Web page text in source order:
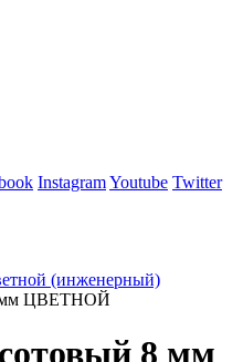
InstagramYoutube Twitter
(инженерный)
мм ЦВЕТНОЙ
8 мм